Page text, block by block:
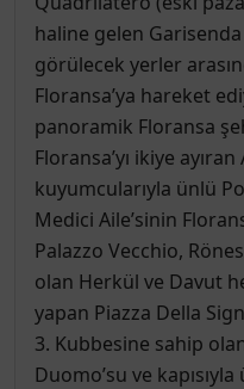
haline gelen
görülecek yerler
Floransa’ya hareket
panoramik Floransa
Floransa’yı ikiye
kuyumcularıyla ünlü
Medici Aile’sinin
Palazzo Vecchio,
olan Herkül ve Davut
yapan Piazza Della
3. Kubbesine sahip
Duomo’su ve